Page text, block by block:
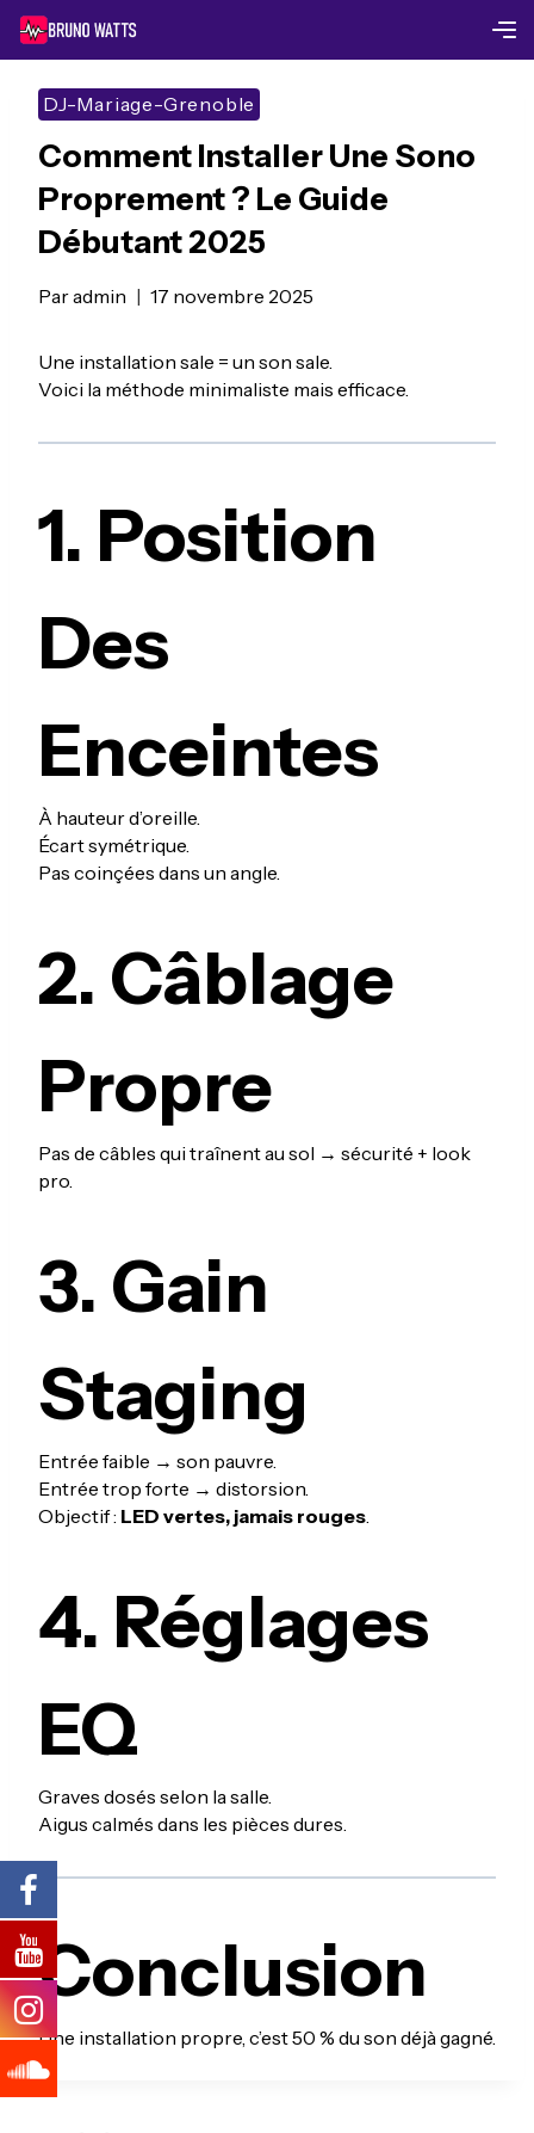
Skip
content
DJ-Mariage-Grenoble
Comment Installer Une Sono
Proprement ? Le Guide
Débutant 2025
Paradmin 17 novembre 2025
Une installation sale = un son sale.
Voici la méthode minimaliste mais efficace.
1. Position
Des
Enceintes
À hauteur d’oreille.
Écart symétrique.
Pas coinçées dans un angle.
2. Câblage
Propre
Pas de câbles qui traînent au sol → sécurité + look
pro.
3. Gain
Staging
Entrée faible → son pauvre.
Entrée trop forte → distorsion.
Objectif : LED vertes, jamais rouges.
4. Réglages
EQ
Graves dosés selon la salle.
Aigus calmés dans les pièces dures.
Conclusion
Une installation propre, c’est 50 % du son déjà gagné.